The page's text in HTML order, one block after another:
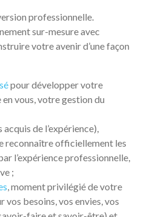
professionnelle.
sur-mesure avec
votre avenir d’une façon
pour développer votre
vous, votre gestion du
de l’expérience),
reconnaître officiellement les
l’expérience professionnelle,
;
, moment privilégié de votre
vos besoins, vos envies, vos